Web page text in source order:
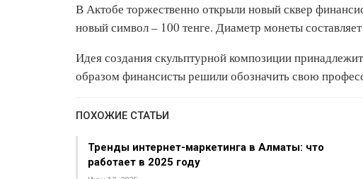
В Актобе торжественно открыли новый сквер
новый символ – 100 тенге. Диаметр монеты
Идея создания скульптурной композиции
образом финансисты решили обозначить свою
ПОХОЖИЕ СТАТЬИ
Тренды интернет-маркетинга в Алматы: что
работает в 2025 году